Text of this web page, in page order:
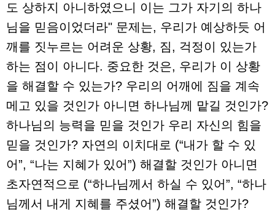
도 상하지 아니하였으니 이는 그가 자기의 하나
님을 믿음이었더라" 문제는, 우리가 예상하듯 어
깨를 짓누르는 어려운 상황, 짐, 걱정이 있는가
하는 점이 아니다. 중요한 것은, 우리가 이 상황
을 해결할 수 있는가? 우리의 어깨에 짐을 계속
메고 있을 것인가 아니면 하나님께 맡길 것인가?
하나님의 능력을 믿을 것인가 우리 자신의 힘을
믿을 것인가? 자연의 이치대로 (“내가 할 수 있
어”, “나는 지혜가 있어”) 해결할 것인가 아니면
초자연적으로 (“하나님께서 하실 수 있어”, “하나
님께서 내게 지혜를 주셨어”) 해결할 것인가?